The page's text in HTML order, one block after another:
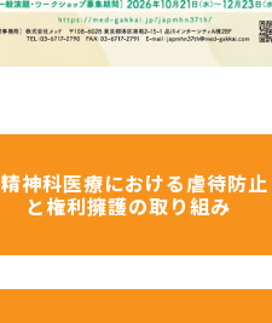
精神科医療における虐待防止
と権利擁護の取り組み